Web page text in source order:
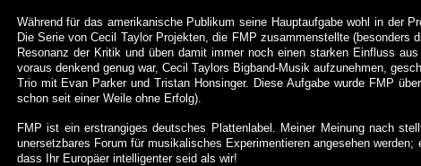
Während für das amerikanische Publikum seine Hauptaufgabe wohl in der
Die Serie von Cecil Taylor Projekten, die FMP zusammenstellte (besonders
Resonanz der Kritik und üben damit immer noch einen starken Einfluss
voraus denkend genug war, Cecil Taylors Bigband-Musik aufzunehmen,
Trio mit Evan Parker und Tristan Honsinger. Diese Aufgabe wurde FMP
schon seit einer Weile ohne Erfolg).
FMP ist ein erstrangiges deutsches Plattenlabel. Meiner Meinung nach
unersetzbares Forum für musikalisches Experimentieren angesehen
dass Ihr Europäer intelligenter seid als wir!